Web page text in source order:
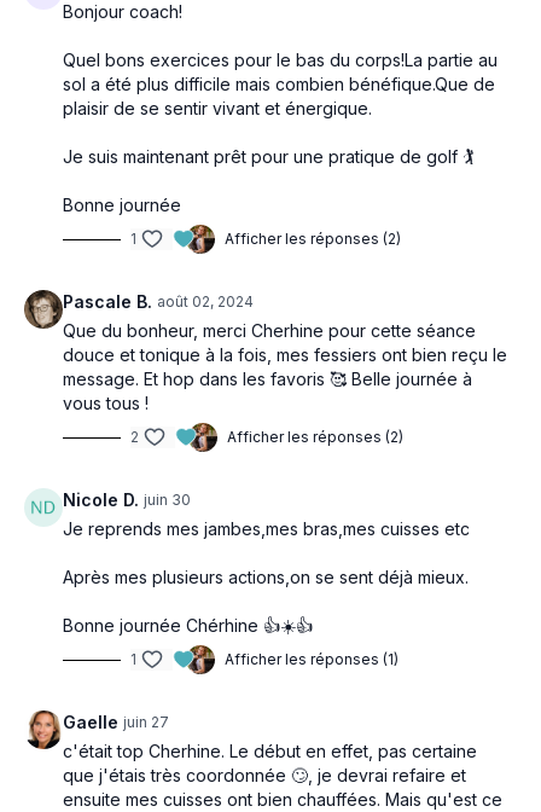
Bonjour coach!
Quel bons exercices pour le bas du corps!La partie au
sol a été plus difficile mais combien bénéfique.Que de
plaisir de se sentir vivant et énergique.
Je suis maintenant prêt pour une pratique de golf 🏌️
Bonne journée
1 Afficher les réponses (2)
Pascale B. août 02, 2024
Que du bonheur, merci Cherhine pour cette séance
douce et tonique à la fois, mes fessiers ont bien reçu le
message. Et hop dans les favoris 🥰 Belle journée à
vous tous !
2 Afficher les réponses (2)
Nicole D. juin 30
Je reprends mes jambes,mes bras,mes cuisses etc
Après mes plusieurs actions,on se sent déjà mieux.
Bonne journée Chérhine 👍☀️👍
1 Afficher les réponses (1)
Gaelle juin 27
c'était top Cherhine. Le début en effet, pas certaine
que j'étais très coordonnée 🙄, je devrai refaire et
ensuite mes cuisses ont bien chauffées. Mais qu'est ce